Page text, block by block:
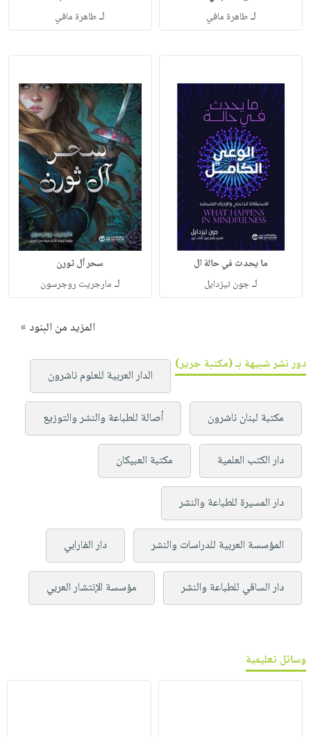
لـطاهرة مافي لـطاهرة مافي
ما يحدث في حالة ال
لـجون تيزدايل
سحر آل ثورن
لـ مارجريت روجرسون
المزيد من البنود »
دور نشر شبيهة بـ (مكتبة جرير)
الدار العربية للعلوم ناشرون
مكتبة لبنان ناشرون أصالة للطباعة والنشر والتوزيع
دار الكتب العلمية مكتبة العبيكان
دار المسيرة للطباعة والنشر
المؤسسة العربية للدراسات والنشر دار الفارابي
دار الساقي للطباعة والنشر مؤسسة الإنتشار العربي
وسائل تعليمية